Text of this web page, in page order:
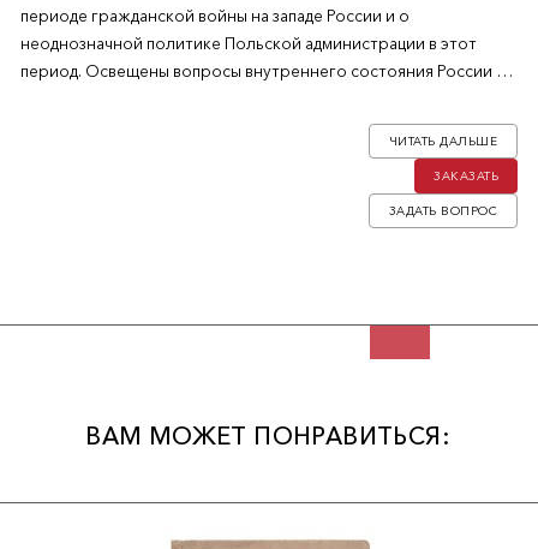
периоде гражданской войны на западе России и о
неоднозначной политике Польской администрации в этот
период. Освещены вопросы внутреннего состояния России во
посвящена последним дням адмирала Колчака. Обложка с
репродукцией картины художника К. Вейдемана «Латышские
стрелки во время эсеровского восстания в Москве в 1918 г.»
ЗАДАТЬ ВОПРОС
ЗАКАЗАТЬ
ЧИТАТЬ ДАЛЬШЕ
ВАМ МОЖЕТ ПОНРАВИТЬСЯ: